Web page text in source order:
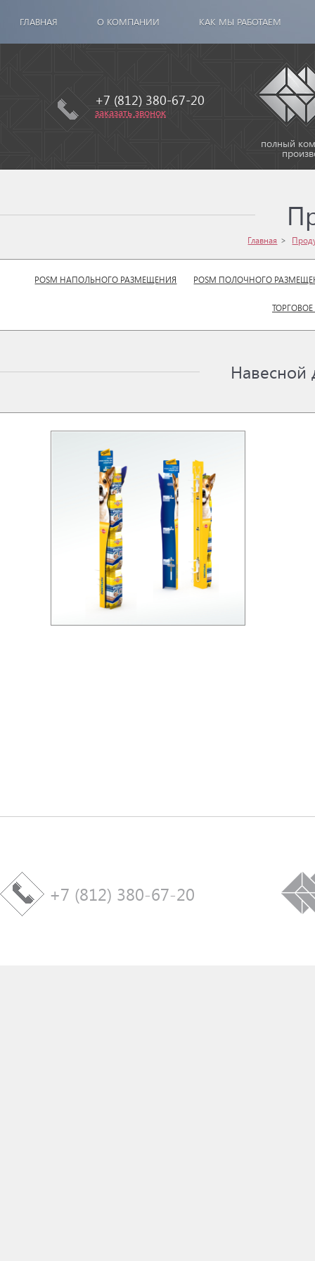
ГЛАВНАЯ О КОМПАНИИ КАК МЫ РАБОТАЕМ
+7 (812) 380-67-20
заказать звонок
полный
Главная
POSM НАПОЛЬНОГО РАЗМЕЩЕНИЯ POSM ПОЛОЧНОГО
Навесной
+7 (812) 380-67-20